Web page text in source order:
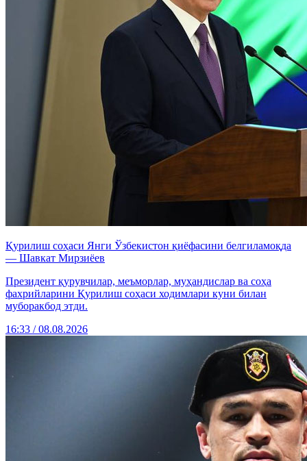
Қурилиш соҳаси Янги Ўзбекистон қиёфасини белгиламоқда
— Шавкат Мирзиёев
Президент қурувчилар, меъморлар, муҳандислар ва соҳа
фахрийларини Қурилиш соҳаси ходимлари куни билан
муборакбод этди.
16:33 / 08.08.2026